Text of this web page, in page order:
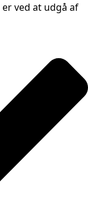
ved at udgå af